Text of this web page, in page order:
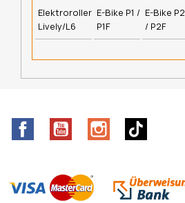
Elektroroller
Lively/L6
E-Bike P1 /
P1F
E-Bike P2
/ P2F
FacebookYouTube Instagram